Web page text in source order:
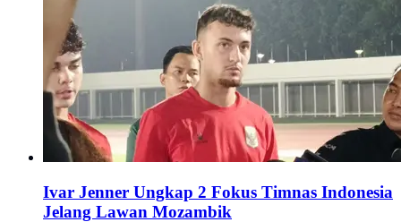
Ivar Jenner Ungkap 2 Fokus Timnas Indonesia
Jelang Lawan Mozambik